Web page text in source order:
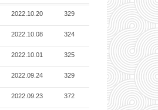
2022.10.20 329
2022.10.08 324
2022.10.01 325
2022.09.24 329
2022.09.23 372